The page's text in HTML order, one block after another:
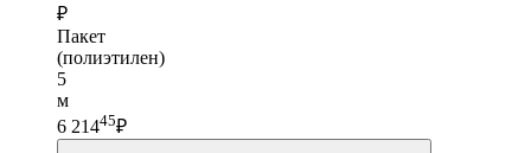
₽
Пакет
(полиэтилен)
5
м
6 21445₽